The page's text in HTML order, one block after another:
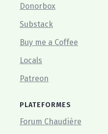
Donorbox
Substack
Buy me a Coffee
Locals
Patreon
PLATEFORMES
Forum Chaudière